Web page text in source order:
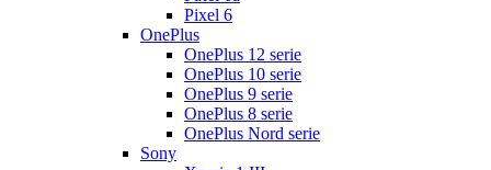
Pixel 6
OnePlus
OnePlus 12 serie
OnePlus 10 serie
OnePlus 9 serie
OnePlus 8 serie
OnePlus Nord serie
Sony